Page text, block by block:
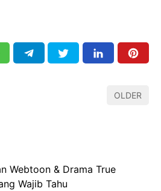
OLDER
Webtoon & Drama True
Wajib Tahu